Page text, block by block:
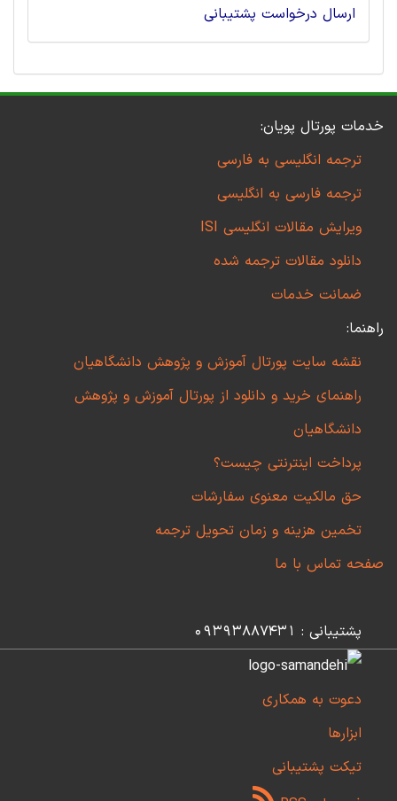
ارسال درخواست پشتیبانی
خدمات پورتال پویان:
ترجمه انگلیسی به فارسی
ترجمه فارسی به انگلیسی
ویرایش مقالات انگلیسی ISI
دانلود مقالات ترجمه شده
ضمانت خدمات
راهنما:
نقشه سایت پورتال آموزش و پژوهش دانشگاهیان
راهنمای خرید و دانلود از پورتال آموزش و پژوهش
دانشگاهیان
پرداخت اینترنتی چیست؟
حق مالکیت معنوی سفارشات
تخمین هزینه و زمان تحویل ترجمه
صفحه تماس با ما
پشتیبانی : 09393887431
دعوت به همکاری
ابزارها
تیکت پشتیبانی